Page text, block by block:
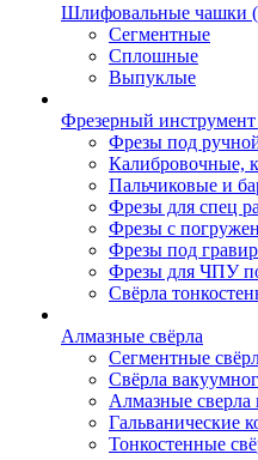
Шлифовальные чашки
Сегментные
Сплошные
Выпуклые
Фрезерный
Фрезы под
Калибровочные,
Пальчиковые и
Фрезы для спец
Фрезы с
Фрезы под
Фрезы для ЧПУ
Свёрла
Алмазные свёрла
Сегментные
Свёрла
Алмазные сверла
Гальванические
Тонкостенные